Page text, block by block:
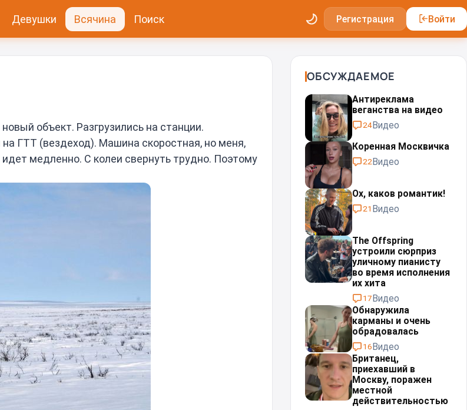
Девушки Всячина Поиск Регистрация Войти
объект. Разгрузились на станции.
ГТТ (вездеход). Машина скоростная, но меня,
медленно. С колеи свернуть трудно. Поэтому
ОБСУЖДАЕМОЕ
Антиреклама
веганства на видео
24Видео
Коренная Москвичка
22Видео
Ох, каков романтик!
21 Видео
The Offspring
устроили сюрприз
уличному пианисту
во время исполнения
их хита
17Видео
Обнаружила
карманы и очень
обрадовалась
16Видео
Британец,
приехавший в
Москву, поражен
местной
действительностью⁠⁠